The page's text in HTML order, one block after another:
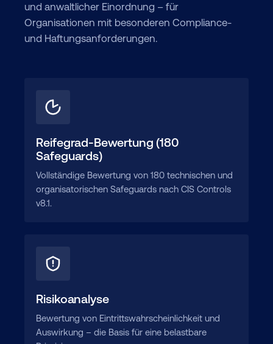
und anwaltlicher Einordnung – für
Organisationen mit besonderen Compliance-
und Haftungsanforderungen.
Reifegrad-Bewertung (180
Safeguards)
Vollständige Bewertung von 180 technischen und
organisatorischen Safeguards nach CIS Controls
v8.1.
Risikoanalyse
Bewertung von Eintrittswahrscheinlichkeit und
Auswirkung – die Basis für eine belastbare